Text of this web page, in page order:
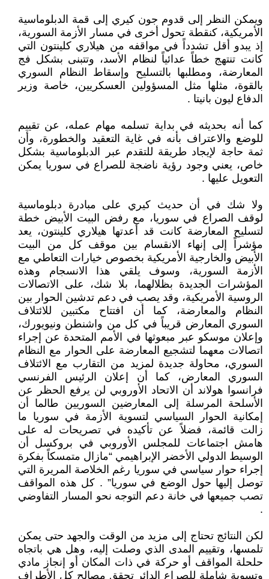
ويمكن النظر إلى قدوم جون كيري إلى قمة الدبلوماسية
الأمريكية، كنقطة تحول أخرى في مسار الأزمة السورية،
إذ يبدو أقل تشدداً في مواقفه من هيلاري كلينتون التي
كانت تنتهج خطاً عدائياً لنظام الأسد، وتتبنى بشكل فج
المعارضة، ومطلبها بالتسليح وإسقاط النظام السوري
بالقوة، مثلها مثل المسؤولين العسكريين، خاصة وزير
الدفاع ليون بانيتا .
كما أنه بحديثه في بداية تسلمه مهام عمله، عن تقييم
للوضع والاعتراف بأنه في غاية التعقيد والخطورة، وأن
ثمة حاجة لإيجاد طريقة للتقدم عبر الدبلوماسية بشكل
خاص، يعني وجود رؤية ناضجة للصراع في سوريا يمكن
التعويل عليها .
ولا شك في أن حديث كيري على مبادرة دبلوماسية
لوقف الصراع في سوريا، مع رفض البيت الأبيض خطة
لتسليح المعارضة كانت قد أعدتها هيلاري كلينتون، يعد
مؤشراً إلى إنهاء الانقسام بين موقف كل من البيت
الأبيض والخارجية الأمريكية بخصوص خيارات التعاطي مع
الأزمة السورية، وسوف يلقي هذا الانسجام وهذه
المؤشرات الجديدة بظلالهما، بلا شك، على الاتصالات
الروسية الأمريكية، وقد يصب في دعم تدشين الحوار بين
النظام والمعارضة، كما أن افتتاح مكتبين للائتلاف
السوري المعارض قريباً في كل من واشنطن ونيويورك،
وإعلان موسكو عبر مبعوثها في الأمم المتحدة عن إجراء
اتصالات معهما لتشجيع المعارضة على الحوار مع النظام
السوري، محاولة جديدة لمزيد من التقارب مع الائتلاف
السوري المعارض، كما أن إعلان الرئيس الفرنسي
فرانسوا هولاند أن الاتحاد الأوروبي لن يرفع الحظر عن
الأسلحة المرسلة إلى المعارضين السوريين طالما أن
إمكانية الحوار السياسي لتسوية الأزمة في سوريا ما
زالت قائمة، فضلاً عن تأكيده في تصريحات له على
هامش اجتماعات للمجلس الأوروبي في بروكسل أن
الوسيط الدولي الأخضر الإبراهيمي “مازال متمسكاً بفكرة
إجراء حوار سياسي في سوريا رغم الخلاصة المريرة التي
توصل إليها حول الوضع في سوريا” . كل هذه المواقف
تصب جميعها في خانة دعم التوجه نحو المسار التفاوضي
.
لكن النتائج تحتاج إلى مزيد من الوقت والجهد حتى يمكن
تلمسها، وتقييم المدى الذي وصلت إليه، وهل هي باتجاه
حلحلة المواقف أو حركة في ذات المكان أو إنجاز مادي
وتسوية شاملة للصراع الدائر تحقق مصالح كل الأطراف